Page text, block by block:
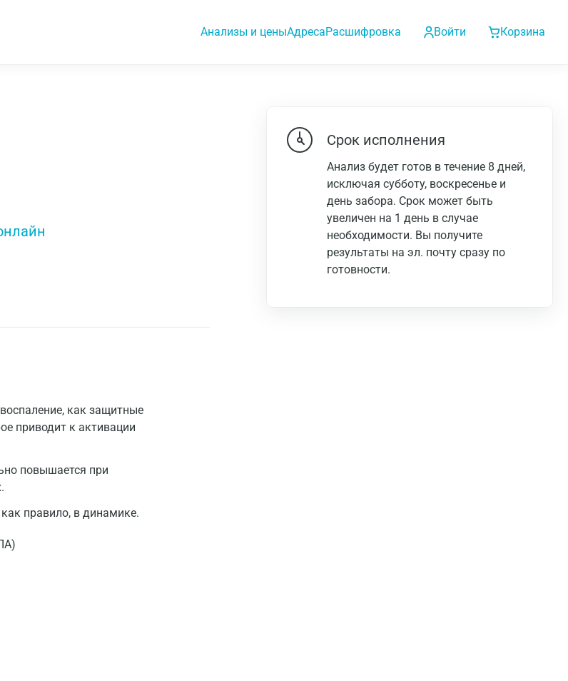
Анализы и ценыАдресаРасшифровка Войти Корзина
как защитные
приводит к активации
повышается при
правило, в динамике.
Срок исполнения
Анализ будет готов в течение 8 дней,
исключая субботу, воскресенье и
день забора. Срок может быть
увеличен на 1 день в случае
необходимости. Вы получите
результаты на эл. почту сразу по
готовности.